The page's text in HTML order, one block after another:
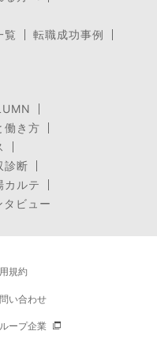
覧
転職成功事例
働き方
診断
カルテ
ビュー
規約
い合わせ
ープ企業